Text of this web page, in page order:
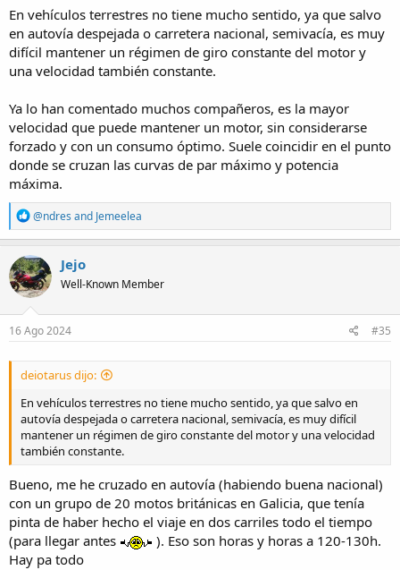
En vehículos terrestres no tiene mucho sentido, ya que salvo
en autovía despejada o carretera nacional, semivacía, es muy
difícil mantener un régimen de giro constante del motor y
una velocidad también constante.
Ya lo han comentado muchos compañeros, es la mayor
velocidad que puede mantener un motor, sin considerarse
forzado y con un consumo óptimo. Suele coincidir en el punto
donde se cruzan las curvas de par máximo y potencia
máxima.
R
e
a
c
t
i
o
n
s
@ndres and Jemeelea
Jejo
Well-Known Member
16 Ago 2024 #35
deiotarus dijo:
En vehículos terrestres no tiene mucho sentido, ya que salvo en
autovía despejada o carretera nacional, semivacía, es muy difícil
mantener un régimen de giro constante del motor y una velocidad
también constante.
Bueno, me he cruzado en autovía (habiendo buena nacional)
con un grupo de 20 motos británicas en Galicia, que tenía
pinta de haber hecho el viaje en dos carriles todo el tiempo
(para llegar antes
). Eso son horas y horas a 120-130h.
Hay pa todo